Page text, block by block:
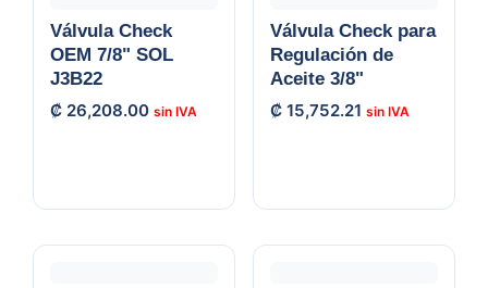
Válvula Check
OEM 7/8" SOL
J3B22
₡ 26,208.00
Válvula Check para
Regulación de
Aceite 3/8"
₡ 15,752.21